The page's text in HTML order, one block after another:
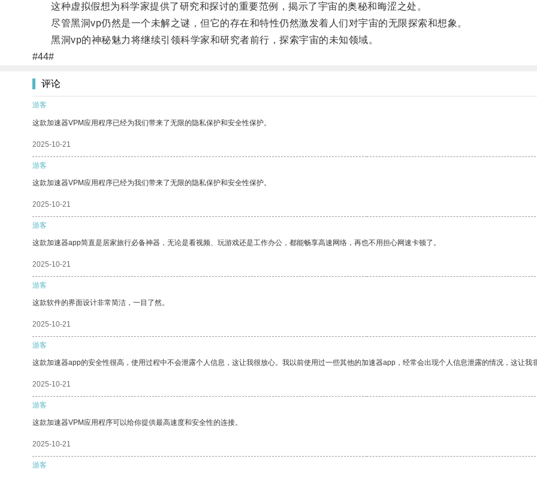
这种虚拟假想为科学家提供了研究和探讨的重要范例，揭示了宇宙的奥秘和晦涩之处。
尽管黑洞vp仍然是一个未解之谜，但它的存在和特性仍然激发着人们对宇宙的无限探索和想象。
黑洞vp的神秘魅力将继续引领科学家和研究者前行，探索宇宙的未知领域。
#44#
评论
游客
这款加速器VPM应用程序已经为我们带来了无限的隐私保护和安全性保护。
2025-10-21
游客
这款加速器VPM应用程序已经为我们带来了无限的隐私保护和安全性保护。
2025-10-21
游客
这款加速器app简直是居家旅行必备神器，无论是看视频、玩游戏还是工作办公，都能畅享高速网络，再也不用担心网速卡顿了。
2025-10-21
游客
这款软件的界面设计非常简洁，一目了然。
2025-10-21
游客
这款加速器app的安全性很高，使用过程中不会泄露个人信息，这让我很放心。我以前使用过一些其他的加速器app，经常会出现个人信息泄露的情况，这让我
2025-10-21
游客
这款加速器VPM应用程序可以给你提供最高速度和安全性的连接。
2025-10-21
游客